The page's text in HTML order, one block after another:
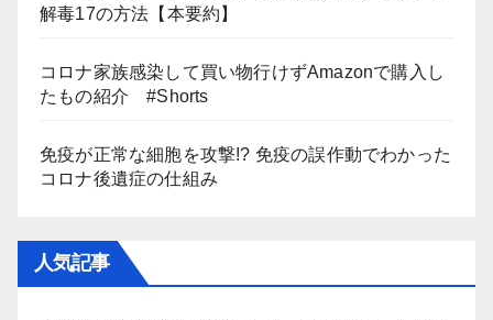
解毒17の方法【本要約】
コロナ家族感染して買い物行けずAmazonで購入し
たもの紹介 #Shorts
免疫が正常な細胞を攻撃!? 免疫の誤作動でわかった
コロナ後遺症の仕組み
人気記事